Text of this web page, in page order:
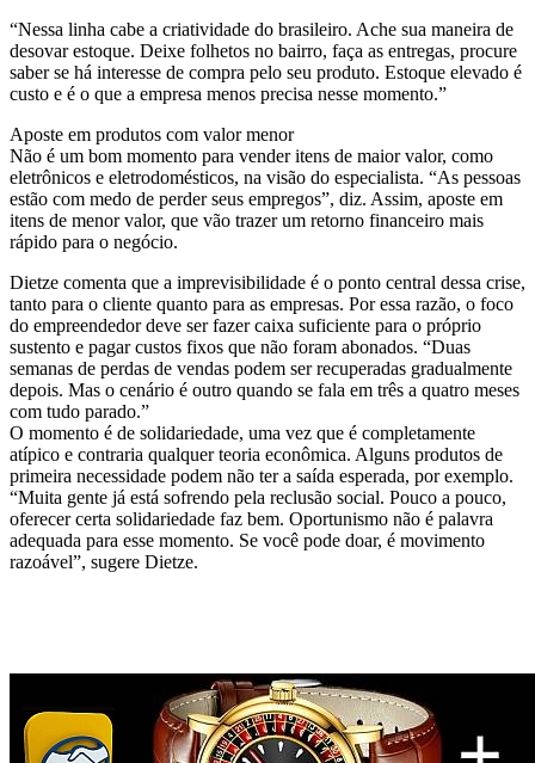
“Nessa linha cabe a criatividade do brasileiro. Ache sua maneira de
desovar estoque. Deixe folhetos no bairro, faça as entregas, procure
saber se há interesse de compra pelo seu produto. Estoque elevado é
custo e é o que a empresa menos precisa nesse momento.”
Aposte em produtos com valor menor
Não é um bom momento para vender itens de maior valor, como
eletrônicos e eletrodomésticos, na visão do especialista. “As pessoas
estão com medo de perder seus empregos”, diz. Assim, aposte em
itens de menor valor, que vão trazer um retorno financeiro mais
rápido para o negócio.
Dietze comenta que a imprevisibilidade é o ponto central dessa crise,
tanto para o cliente quanto para as empresas. Por essa razão, o foco
do empreendedor deve ser fazer caixa suficiente para o próprio
sustento e pagar custos fixos que não foram abonados. “Duas
semanas de perdas de vendas podem ser recuperadas gradualmente
depois. Mas o cenário é outro quando se fala em três a quatro meses
com tudo parado.”
O momento é de solidariedade, uma vez que é completamente
atípico e contraria qualquer teoria econômica. Alguns produtos de
primeira necessidade podem não ter a saída esperada, por exemplo.
“Muita gente já está sofrendo pela reclusão social. Pouco a pouco,
oferecer certa solidariedade faz bem. Oportunismo não é palavra
adequada para esse momento. Se você pode doar, é movimento
razoável”, sugere Dietze.